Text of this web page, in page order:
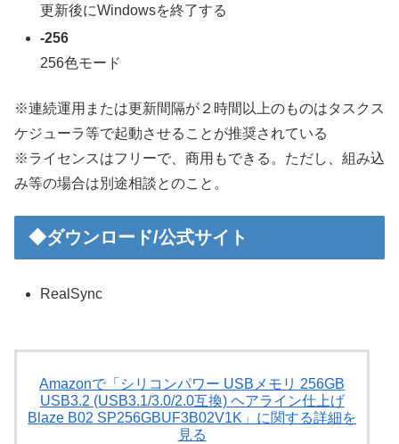
更新後にWindowsを終了する
-256
256色モード
※連続運用または更新間隔が２時間以上のものはタスクス
ケジューラ等で起動させることが推奨されている
※ライセンスはフリーで、商用もできる。ただし、組み込
み等の場合は別途相談とのこと。
◆ダウンロード/公式サイト
RealSync
Amazonで「シリコンパワー USBメモリ 256GB
USB3.2 (USB3.1/3.0/2.0互換) ヘアライン仕上げ
Blaze B02 SP256GBUF3B02V1K」に関する詳細を
見る